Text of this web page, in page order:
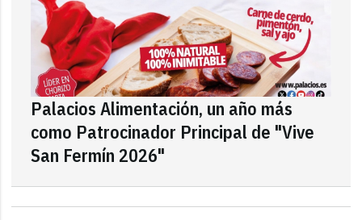
Palacios Alimentación, un año más
como Patrocinador Principal de "Vive
San Fermín 2026"